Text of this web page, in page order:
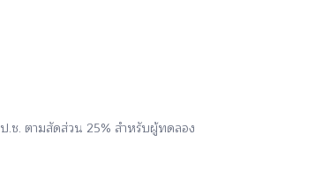
ป.ช. ตามสัดส่วน 25% สำหรับผู้ทดลอง